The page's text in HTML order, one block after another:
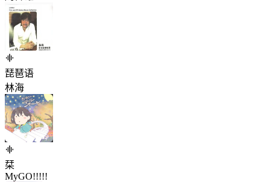
琵琶语
林海
栞
MyGO!!!!!